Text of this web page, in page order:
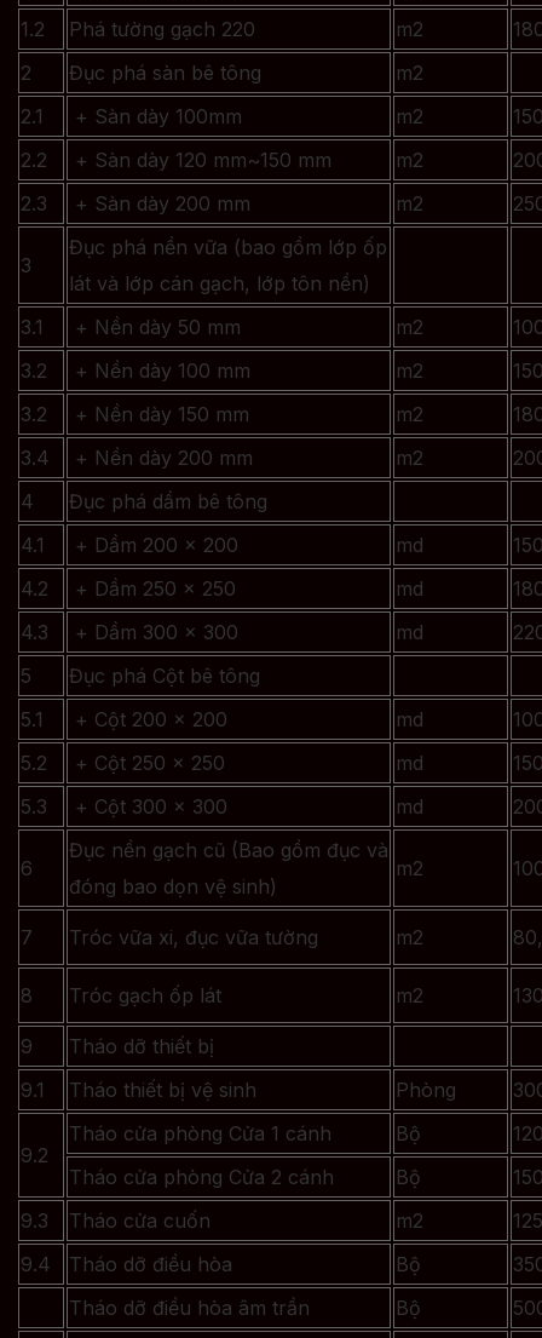
1.2
Phá tường gạch 220 m2
2
Đục phá sàn bê tông
m2
2.1
+ Sàn dày 100mm m2
2.2
+ Sàn dày 120 mm~150 mm m2
2.3
+ Sàn dày 200 mm m2
3
Đục phá nền vữa (bao gồm lớp ốp
lát và lớp cán gạch, lớp tôn nền)
3.1
+ Nền dày 50 mm m2
3.2
+ Nền dày 100 mm m2
3.2
+ Nền dày 150 mm m2
3.4
+ Nền dày 200 mm m2
4
Đục phá dầm bê tông
4.1
+ Dầm 200 x 200 md
4.2
+ Dầm 250 x 250 md
4.3
+ Dầm 300 x 300 md
5
Đục phá Cột bê tông
5.1
+ Cột 200 x 200 md
5.2
+ Cột 250 x 250 md
5.3
+ Cột 300 x 300 md
6
Đục nền gạch cũ (Bao gồm đục và
đóng bao dọn vệ sinh)
m2
7 Tróc vữa xi, đục vữa tường m2
8 Tróc gạch ốp lát m2
9
Tháo dỡ thiết bị
9.1
Tháo thiết bị vệ sinh Phòng
9.2
Tháo cửa phòng Cửa 1 cánh Bộ
Tháo cửa phòng Cửa 2 cánh
Bộ
9.3
Tháo cửa cuốn m2
9.4
Tháo dỡ điều hòa Bộ
Tháo dỡ điều hòa âm trần
Bộ